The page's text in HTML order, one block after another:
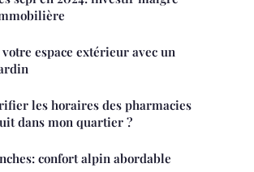
espace extérieur avec un
les horaires des pharmacies
dans mon quartier ?
confort alpin abordable